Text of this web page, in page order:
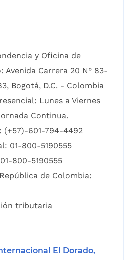
y Oficina de
Avenida Carrera 20 N° 83-
Bogotá, D.C. - Colombia
Lunes a Viernes
Continua.
(+57)-601-794-4492
01-800-5190555
800-5190555
de Colombia:
tributaria
El Dorado,